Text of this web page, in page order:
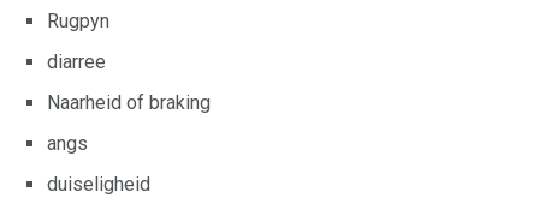
Rugpyn
diarree
Naarheid of braking
angs
duiseligheid